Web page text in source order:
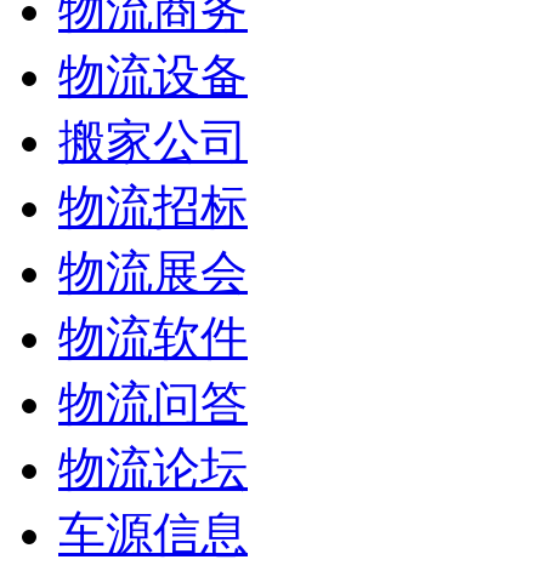
物流设备
搬家公司
物流招标
物流展会
物流软件
物流问答
物流论坛
车源信息